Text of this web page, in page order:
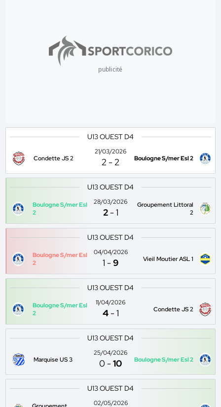
publicité
U13 OUEST D4
Condette JS 2
21/03/2026
2 -2 Boulogne S/mer Esl 2
U13 OUEST D4
Boulogne S/mer Esl
2
28/03/2026
2 -1
Groupement Littoral
2
U13 OUEST D4
Boulogne S/mer Esl
2
04/04/2026
1 -9 Vieil Moutier ASL 1
U13 OUEST D4
Boulogne S/mer Esl
2
11/04/2026
4 -1 Condette JS 2
U13 OUEST D4
Marquise US 3
25/04/2026
0 -10 Boulogne S/mer Esl 2
U13 OUEST D4
02/05/2026